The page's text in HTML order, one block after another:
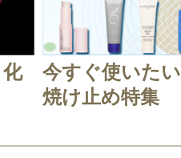
今すぐ使いた
焼け止め特集